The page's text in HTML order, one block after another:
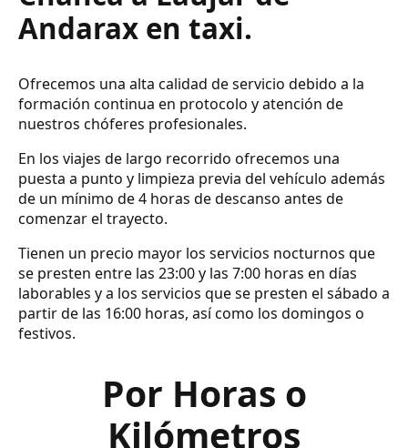
Andarax en taxi.
Ofrecemos una alta calidad de servicio debido a la
formación continua en protocolo y atención de
nuestros chóferes profesionales.
En los viajes de largo recorrido ofrecemos una
puesta a punto y limpieza previa del vehículo además
de un mínimo de 4 horas de descanso antes de
comenzar el trayecto.
Tienen un precio mayor los servicios nocturnos que
se presten entre las 23:00 y las 7:00 horas en días
laborables y a los servicios que se presten el sábado a
partir de las 16:00 horas, así como los domingos o
festivos.
Por Horas o
Kilómetros